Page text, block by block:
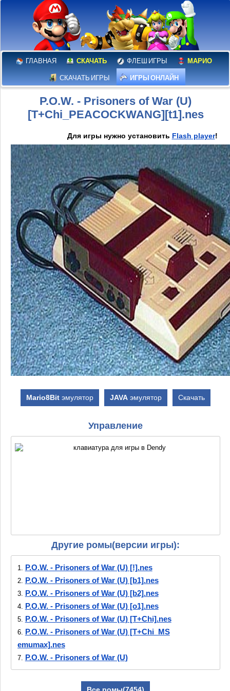
ГЛАВНАЯ СКАЧАТЬ ФЛЕШ ИГРЫ МАРИО
СКАЧАТЬ ИГРЫ ИГРЫ ОНЛАЙН
P.O.W. - Prisoners of War (U)
[T+Chi_PEACOCKWANG][t1].nes
Для игры нужно установить Flash player!
Mario8Bit эмулятор JAVA эмулятор Скачать
Управление
Другие ромы(версии игры):
1. P.O.W. - Prisoners of War (U) [!].nes
2. P.O.W. - Prisoners of War (U) [b1].nes
3. P.O.W. - Prisoners of War (U) [b2].nes
4. P.O.W. - Prisoners of War (U) [o1].nes
5. P.O.W. - Prisoners of War (U) [T+Chi].nes
6. P.O.W. - Prisoners of War (U) [T+Chi_MS
emumax].nes
7. P.O.W. - Prisoners of War (U)
[T+Chi_PEACOCKWANG].nes
P.O.W. - Prisoners of War (U) [T+Por1.0_GTC].nes